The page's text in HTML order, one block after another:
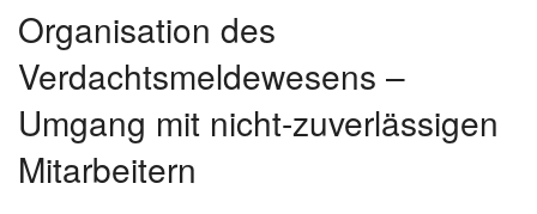
Organisation des
Verdachtsmeldewesens –
Umgang mit nicht-zuverlässigen
Mitarbeitern